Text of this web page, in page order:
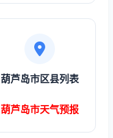
葫芦岛市区县列表
葫芦岛市天气预报